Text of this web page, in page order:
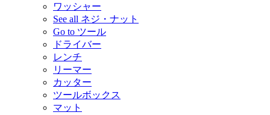
ワッシャー
See all ネジ・ナット
Go to ツール
ドライバー
レンチ
リーマー
カッター
ツールボックス
マット